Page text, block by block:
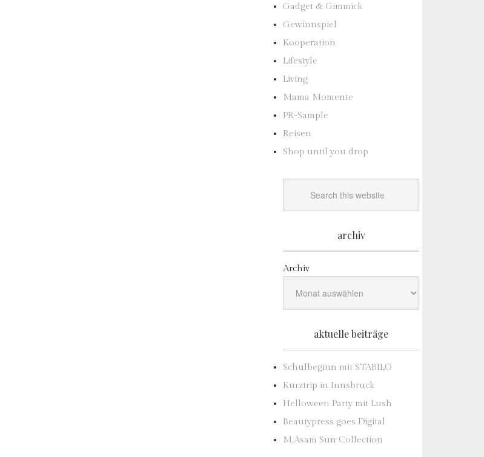
Gadget & Gimmick
Gewinnspiel
Kooperation
Lifestyle
Living
Mama Momente
PR-Sample
Reisen
Shop until you drop
archiv
Archiv
aktuelle beiträge
Schulbeginn mit STABILO
Kurztrip in Innsbruck
Helloween Party mit Lush
Beautypress goes Digital
M.Asam Sun Collection